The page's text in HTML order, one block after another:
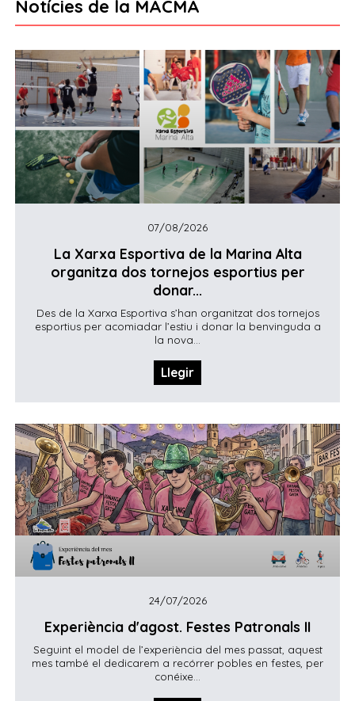
Notícies de la MACMA
07/08/2026
La Xarxa Esportiva de la Marina Alta
organitza dos tornejos esportius per
donar...
Des de la Xarxa Esportiva s’han organitzat dos tornejos
esportius per acomiadar l’estiu i donar la benvinguda a
la nova...
Llegir
24/07/2026
Experiència d'agost. Festes Patronals II
Seguint el model de l’experiència del mes passat, aquest
mes també el dedicarem a recórrer pobles en festes, per
conéixe...